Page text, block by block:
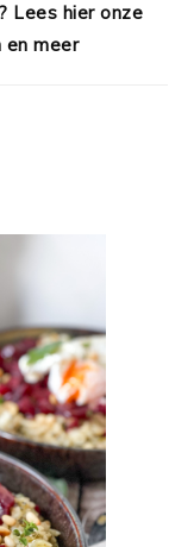
Lees hier onze
en meer